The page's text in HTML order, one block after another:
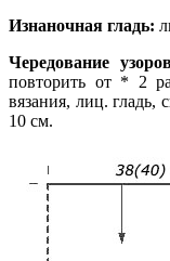
Изнаночная гладь:
Чередование
повторить от * 2
вязания, лиц.
10 см.